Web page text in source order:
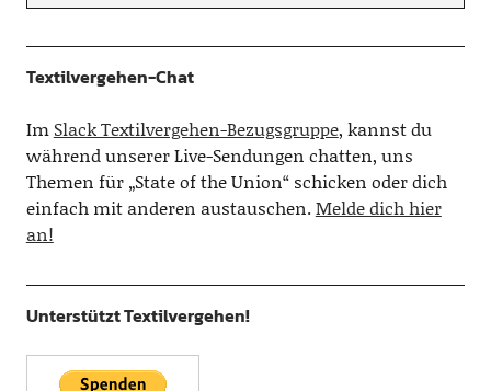
Textilvergehen-Chat
Im Slack Textilvergehen-Bezugsgruppe, kannst du
während unserer Live-Sendungen chatten, uns
Themen für „State of the Union“ schicken oder dich
einfach mit anderen austauschen.Melde dich hier
an!
Unterstützt Textilvergehen!